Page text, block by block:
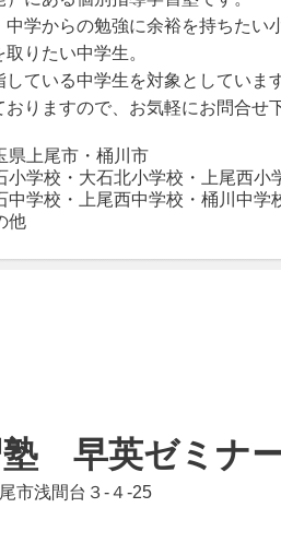
学からの勉強に余裕を持ちたい
りたい中学生。
ている中学生を対象としています
おりますので、お気軽にお問合せ
県上尾市・桶川市
小学校・大石北小学校・上尾西小
中学校・上尾西中学校・桶川中学
他
塾 早英ゼミナ
浅間台３-４-25